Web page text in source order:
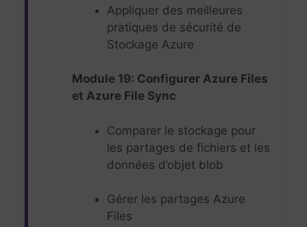
Appliquer des meilleures
pratiques de sécurité de
Stockage Azure
Module 19: Configurer Azure Files
et Azure File Sync
Comparer le stockage pour
les partages de fichiers et les
données d’objet blob
Gérer les partages Azure
Files